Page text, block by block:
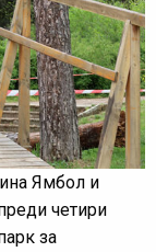
Ямбол и
четири
за